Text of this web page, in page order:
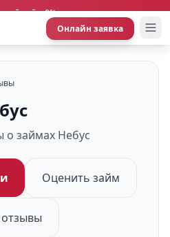
займ 0%
Онлайн заявка
о займах Небус
Оценить займ